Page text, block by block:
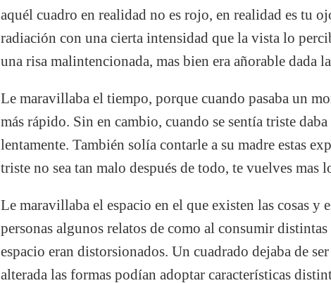
aquél cuadro en realidad no es rojo, en realidad es tu
radiación con una cierta intensidad que la vista lo
una risa malintencionada, mas bien era añorable dada
Le maravillaba el tiempo, porque cuando pasaba un
más rápido. Sin en cambio, cuando se sentía triste
lentamente. También solía contarle a su madre estas
triste no sea tan malo después de todo, te vuelves mas
Le maravillaba el espacio en el que existen las cosas y
personas algunos relatos de como al consumir
espacio eran distorsionados. Un cuadrado dejaba de
alterada las formas podían adoptar características